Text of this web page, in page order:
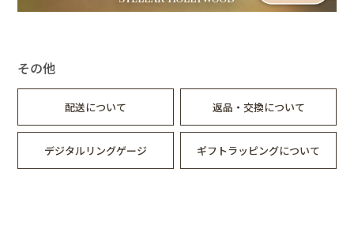
その他
配送について 返品・交換について
デジタルリングゲージ ギフトラッピングについて